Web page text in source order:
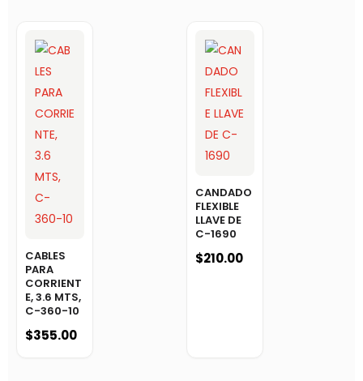
CABLES
PARA
CORRIENT
E, 3.6 MTS,
C-360-10
$355.00
CANDADO
FLEXIBLE
LLAVE DE
C-1690
$210.00